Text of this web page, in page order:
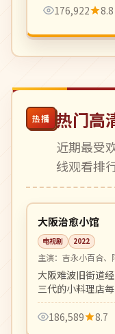
176,922
8.8
热播 热门高
近期最受
线观看排
日本
完结
大阪治愈小馆
电视剧 2022
主演： 吉永小百合、
宽 等
大阪难波旧街道
三代的小料理店
迎来背负各自烦
客人，老板娘以
186,589 8.7